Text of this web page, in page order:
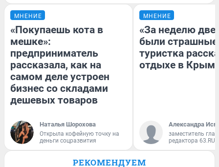
МНЕНИЕ
«Покупаешь кота в
мешке»:
предприниматель
рассказала, как на
самом деле устроен
бизнес со складами
дешевых товаров
Наталья Шорохова
Открыла кофейную точку на
деньги соцразвития
МНЕНИЕ
«За неделю две
были
туристка
отдыхе в
Александра
заместитель
редактора 63.RU
РЕКОМЕНДУЕМ